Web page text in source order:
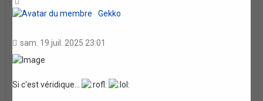
Gekko
sam. 19 juil. 2025 23:01
Si c'est véridique...